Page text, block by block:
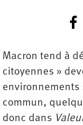
Macron tend à
citoyennes »
environnements
commun,
donc dans